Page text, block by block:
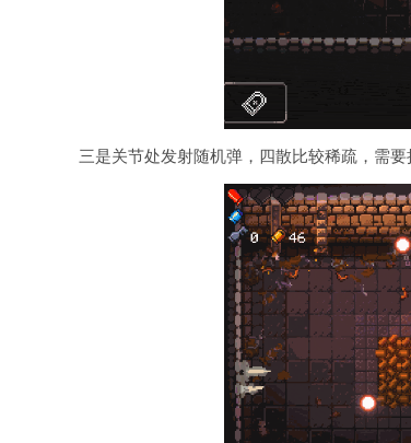
三是关节处发射随机弹，四散比较稀疏，需